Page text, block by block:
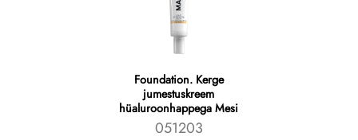
Foundation. Kerge
jumestuskreem
hüaluroonhappega Mesi
051203